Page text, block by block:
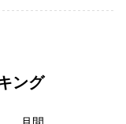
ング